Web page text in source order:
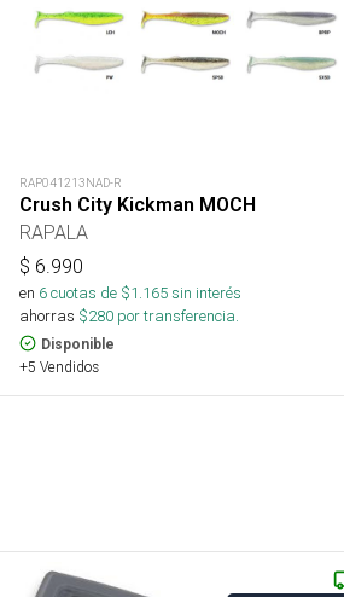
RAP041213NAD-R
Crush City Kickman MOCH
RAPALA
$ 6.990
en 6cuotas de $1.165sin interés
ahorras $280 por transferencia.
Disponible
+5 Vendidos